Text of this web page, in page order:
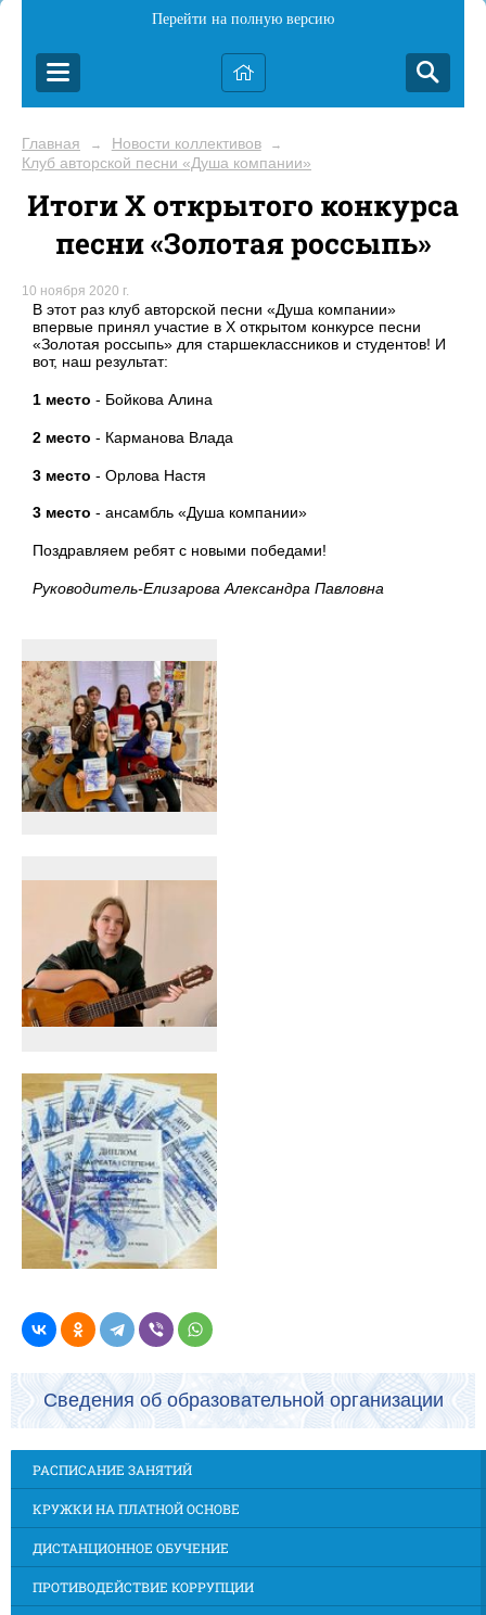
Перейти на полную версию
Главная → Новости коллективов →
Клуб авторской песни «Душа компании»
Итоги Х открытого конкурса
песни «Золотая россыпь»
10 ноября 2020 г.
В этот раз клуб авторской песни «Душа компании»
впервые принял участие в Х открытом конкурсе песни
«Золотая россыпь» для старшеклассников и студентов! И
вот, наш результат:
1 место - Бойкова Алина
2 место - Карманова Влада
3 место - Орлова Настя
3 место - ансамбль «Душа компании»
Поздравляем ребят с новыми победами!
Руководитель-Елизарова Александра Павловна
Сведения об образовательной организации
РАСПИСАНИЕ ЗАНЯТИЙ
КРУЖКИ НА ПЛАТНОЙ ОСНОВЕ
ДИСТАНЦИОННОЕ ОБУЧЕНИЕ
ПРОТИВОДЕЙСТВИЕ КОРРУПЦИИ